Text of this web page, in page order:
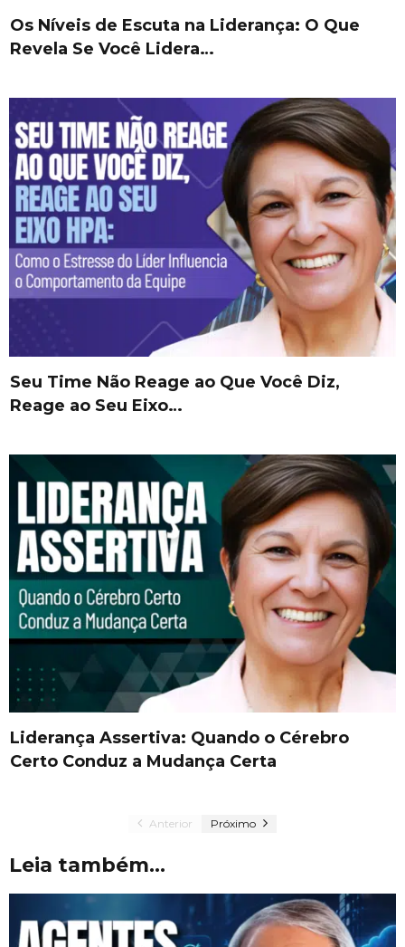
Os Níveis de Escuta na Liderança: O Que
Revela Se Você Lidera…
Seu Time Não Reage ao Que Você Diz,
Reage ao Seu Eixo…
Liderança Assertiva: Quando o Cérebro
Certo Conduz a Mudança Certa
Anterior Próximo
Leia também...